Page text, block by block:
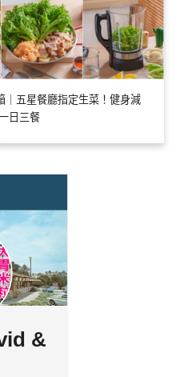
｜五星餐廳指定生菜！健身減
日三餐